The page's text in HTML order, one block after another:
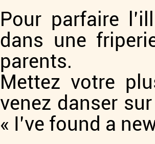
Pour parfaire
dans une
parents.
Mettez votre
venez danser
« I’ve found a